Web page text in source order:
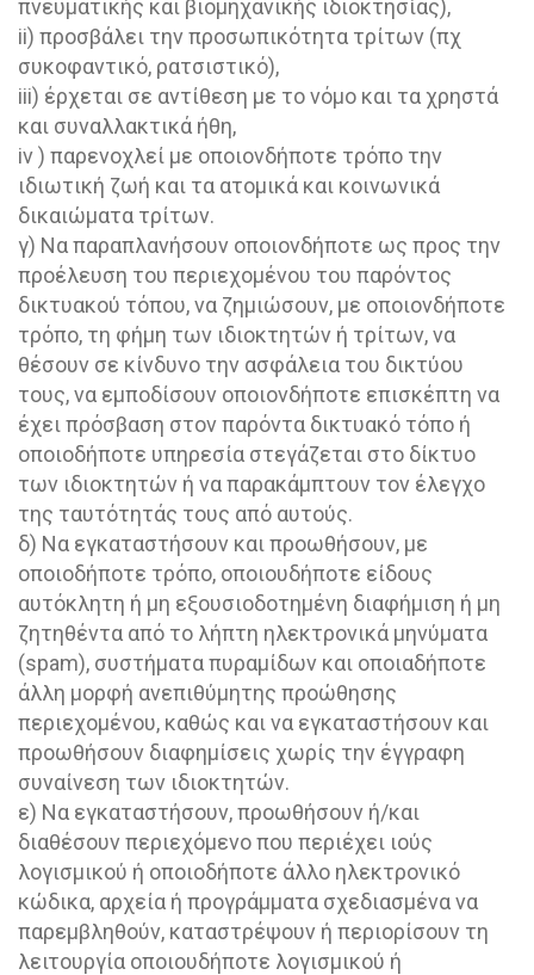
πνευματικής και βιομηχανικής ιδιοκτησίας),
ii) προσβάλει την προσωπικότητα τρίτων (πχ
συκοφαντικό, ρατσιστικό),
iii) έρχεται σε αντίθεση με το νόμο και τα χρηστά
και συναλλακτικά ήθη,
iv ) παρενοχλεί με οποιονδήποτε τρόπο την
ιδιωτική ζωή και τα ατομικά και κοινωνικά
δικαιώματα τρίτων.
γ) Να παραπλανήσουν οποιονδήποτε ως προς την
προέλευση του περιεχομένου του παρόντος
δικτυακού τόπου, να ζημιώσουν, με οποιονδήποτε
τρόπο, τη φήμη των ιδιοκτητών ή τρίτων, να
θέσουν σε κίνδυνο την ασφάλεια του δικτύου
τους, να εμποδίσουν οποιονδήποτε επισκέπτη να
έχει πρόσβαση στον παρόντα δικτυακό τόπο ή
οποιοδήποτε υπηρεσία στεγάζεται στο δίκτυο
των ιδιοκτητών ή να παρακάμπτουν τον έλεγχο
της ταυτότητάς τους από αυτούς.
δ) Να εγκαταστήσουν και προωθήσουν, με
οποιοδήποτε τρόπο, οποιουδήποτε είδους
αυτόκλητη ή μη εξουσιοδοτημένη διαφήμιση ή μη
ζητηθέντα από το λήπτη ηλεκτρονικά μηνύματα
(spam), συστήματα πυραμίδων και οποιαδήποτε
άλλη μορφή ανεπιθύμητης προώθησης
περιεχομένου, καθώς και να εγκαταστήσουν και
προωθήσουν διαφημίσεις χωρίς την έγγραφη
συναίνεση των ιδιοκτητών.
ε) Να εγκαταστήσουν, προωθήσουν ή/και
διαθέσουν περιεχόμενο που περιέχει ιούς
λογισμικού ή οποιοδήποτε άλλο ηλεκτρονικό
κώδικα, αρχεία ή προγράμματα σχεδιασμένα να
παρεμβληθούν, καταστρέψουν ή περιορίσουν τη
λειτουργία οποιουδήποτε λογισμικού ή